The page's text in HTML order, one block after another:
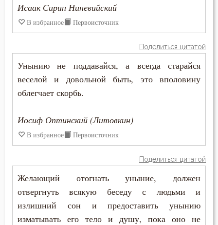
Благодать
Благоразумие
Благословение
Благочестие
Ближний
Блуд
Богатство
Богородица
Макарий Оптинский (Иванов)
Марк Подвижник
Моисей Оптинский (Путилов)
Нил Синайский
Серафим Саровский
Тихон Задонский
Феофан Затворник
Исаак Сирин Ниневийский
В избранное Первоисточник
Поделиться цитатой
Унынию не поддавайся, а всегда старайся
веселой и довольной быть, это вполовину
облегчает скорбь.
Иосиф Оптинский (Литовкин)
В избранное Первоисточник
Поделиться цитатой
Желающий отогнать уныние, должен
отвергнуть всякую беседу с людьми и
излишний сон и предоставить унынию
изматывать его тело и душу, пока оно не